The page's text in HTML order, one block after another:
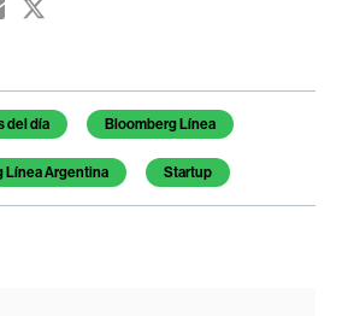
del día Bloomberg Línea
Línea Argentina Startup